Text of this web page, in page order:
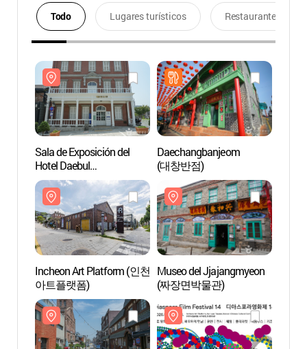
Todo Lugares turísticos Restaurantes
Sala de Exposición del
Hotel Daebul
(대불호텔전시관)
Daechangbanjeom
(대창반점)
Incheon Art Platform (인천
아트플랫폼)
Museo del Jjajangmyeon
(짜장면박물관)